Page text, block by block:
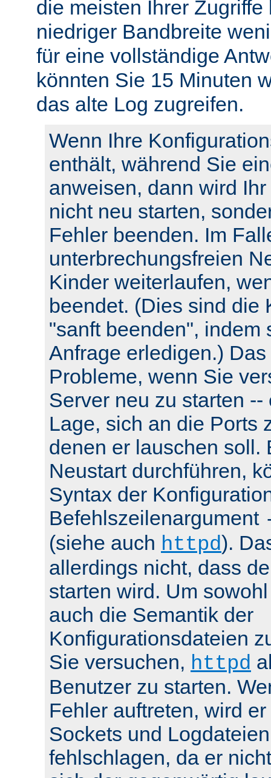
die meisten Ihrer
niedriger Bandbreite
für eine vollständige
könnten Sie 15 Minuten
das alte Log zugreifen.
Wenn Ihre
enthält, während Sie
anweisen, dann wird
nicht neu starten,
Fehler beenden. Im
unterbrechungsfreien
Kinder weiterlaufen,
beendet. (Dies sind die
"sanft beenden", indem
Anfrage erledigen.)
Probleme, wenn Sie
Server neu zu starten
Lage, sich an die Ports
denen er lauschen soll.
Neustart durchführen,
Syntax der
Befehlszeilenargument
(siehe auch httpd).
allerdings nicht, dass
starten wird. Um
auch die Semantik der
Konfigurationsdateien
Sie versuchen, httpd
Benutzer zu starten.
Fehler auftreten, wird
Sockets und
fehlschlagen, da er